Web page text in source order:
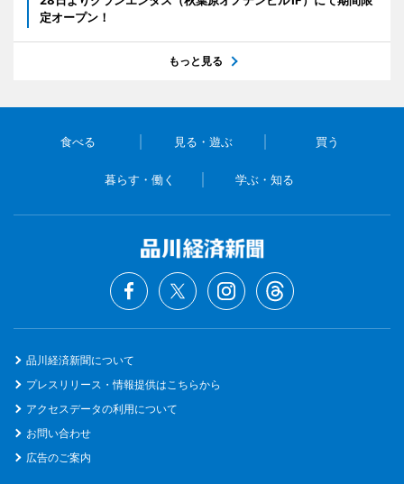
定オープン！
もっと見る
食べる 見る・遊ぶ 買う
暮らす・働く 学ぶ・知る
品川経済新聞について
プレスリリース・情報提供はこちらから
アクセスデータの利用について
お問い合わせ
広告のご案内